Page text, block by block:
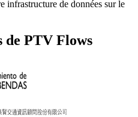
infrastructure de données sur le
de PTV Flows